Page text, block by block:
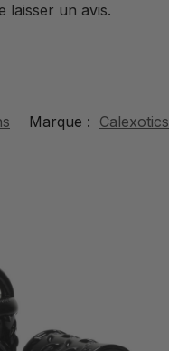
laisser un avis.
Marque : Calexotics